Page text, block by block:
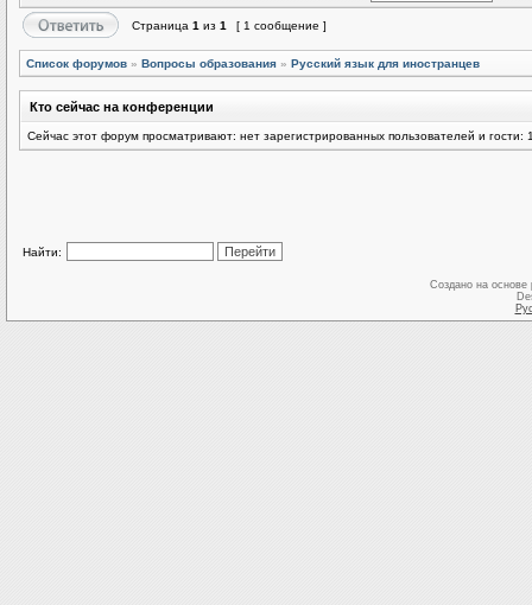
Страница 1 из 1 [ 1 сообщение ]
Список форумов » Вопросы образования » Русский язык для иностранцев
Кто сейчас на конференции
Сейчас этот форум просматривают: нет зарегистрированных пользователей и гости:
Найти:
Создано на основе